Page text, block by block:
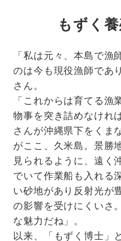
もずく
「私は元々、本島で漁
のは今も現役漁師であ
さん。
「これからは育てる
物事を突き詰めなけれ
さんが沖縄県下をくま
がここ、久米島。景勝
見られるように、遠く
でいて作業船も入れる
い砂地があり反射光が
の影響を受けにくいさ
な魅力だね」。
以来、「もずく博士」